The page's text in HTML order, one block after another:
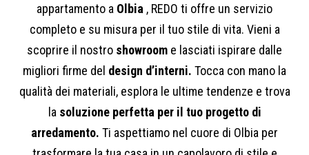
appartamento a Olbia , REDO ti offre un servizio
completo e su misura per il tuo stile di vita. Vieni a
scoprire il nostro showroom e lasciati ispirare dalle
migliori firme del design d’interni. Tocca con mano la
qualità dei materiali, esplora le ultime tendenze e trova
la soluzione perfetta per il tuo progetto di
arredamento. Ti aspettiamo nel cuore di Olbia per